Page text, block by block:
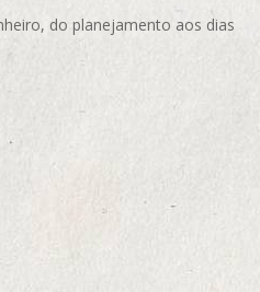
do planejamento aos dias